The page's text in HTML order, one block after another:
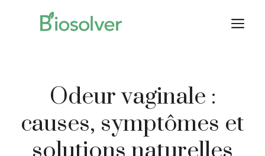
Odeur vaginale :
causes, symptômes et